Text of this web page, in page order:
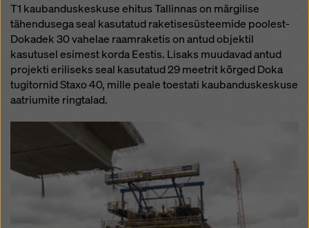
T1 kaubanduskeskuse ehitus Tallinnas on märgilise
tähendusega seal kasutatud raketisesüsteemide poolest-
Dokadek 30 vahelae raamraketis on antud objektil
kasutusel esimest korda Eestis. Lisaks muudavad antud
projekti eriliseks seal kasutatud 29 meetrit kõrged Doka
tugitornid Staxo 40, mille peale toestati kaubanduskeskuse
aatriumite ringtalad.